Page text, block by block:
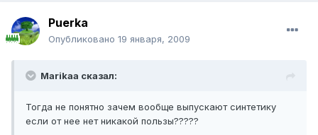
Puerka
Опубликовано 19 января, 2009
Marikaa сказал:
Тогда не понятно зачем вообще выпускают синтетику
если от нее нет никакой пользы?????